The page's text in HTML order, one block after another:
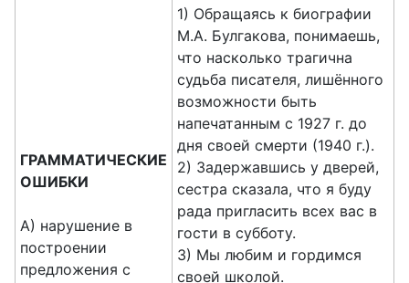
ГРАММАТИЧЕСКИЕ
ОШИБКИ
A) нарушение в
построении
предложения с
1) Обращаясь к биографии
М.А. Булгакова, понимаешь,
что насколько трагична
судьба писателя, лишённого
возможности быть
напечатанным с 1927 г. до
дня своей смерти (1940 г.).
2) Задержавшись у дверей,
сестра сказала, что я буду
рада пригласить всех вас в
гости в субботу.
3) Мы любим и гордимся
своей школой.